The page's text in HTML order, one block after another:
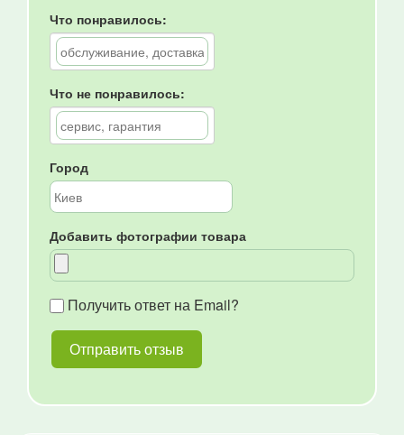
Что понравилось:
Что не понравилось:
Город
Добавить фотографии товара
Получить ответ на Email?